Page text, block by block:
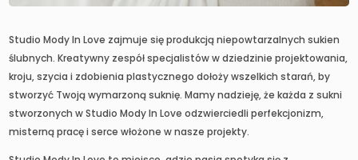
Studio Mody In Love zajmuje się produkcją niepowtarzalnych sukien
ślubnych. Kreatywny zespół specjalistów w dziedzinie projektowania,
kroju, szycia i zdobienia plastycznego dołoży wszelkich starań, by
stworzyć Twoją wymarzoną suknię. Mamy nadzieję, że każda z sukni
stworzonych w Studio Mody In Love odzwierciedli perfekcjonizm,
misterną pracę i serce włożone w nasze projekty.